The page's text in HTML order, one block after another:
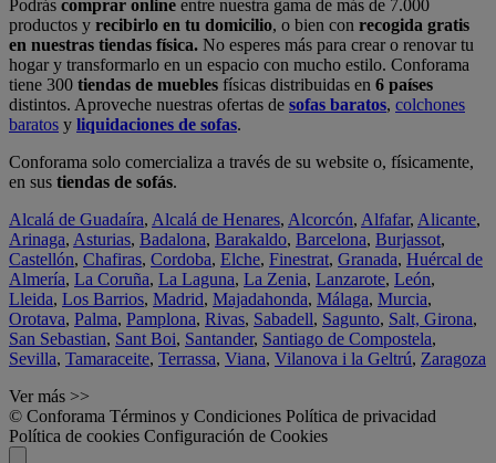
Podrás comprar online entre nuestra gama de más de 7.000
productos y recibirlo en tu domicilio, o bien con recogida gratis
en nuestras tiendas física. No esperes más para crear o renovar tu
hogar y transformarlo en un espacio con mucho estilo. Conforama
tiene 300 tiendas de muebles físicas distribuidas en 6 países
distintos. Aproveche nuestras ofertas de sofas baratos, colchones
baratos y liquidaciones de sofas.
Conforama solo comercializa a través de su website o, físicamente,
en sus tiendas de sofás.
Alcalá de Guadaíra, Alcalá de Henares, Alcorcón, Alfafar, Alicante,
Arinaga, Asturias, Badalona, Barakaldo, Barcelona, Burjassot,
Castellón, Chafiras, Cordoba, Elche, Finestrat, Granada, Huércal de
Almería, La Coruña, La Laguna, La Zenia, Lanzarote, León,
Lleida, Los Barrios, Madrid, Majadahonda, Málaga, Murcia,
Orotava, Palma, Pamplona, Rivas, Sabadell, Sagunto, Salt, Girona,
San Sebastian, Sant Boi, Santander, Santiago de Compostela,
Sevilla, Tamaraceite, Terrassa, Viana, Vilanova i la Geltrú, Zaragoza
Ver más >>
© Conforama Términos y Condiciones Política de privacidad
Política de cookies Configuración de Cookies